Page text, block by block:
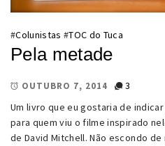
#Colunistas #TOC do Tuca
Pela metade
OUTUBRO 7, 2014
3
Um livro que eu gostaria de
para quem viu o filme inspirado
de David Mitchell. Não escondo de